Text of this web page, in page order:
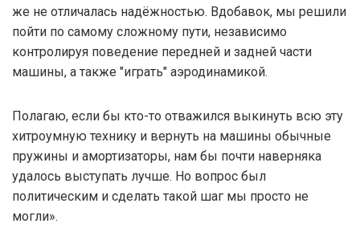
же не отличалась надёжностью. Вдобавок, мы решили
пойти по самому сложному пути, независимо
контролируя поведение передней и задней части
машины, а также "играть" аэродинамикой.
Полагаю, если бы кто-то отважился выкинуть всю эту
хитроумную технику и вернуть на машины обычные
пружины и амортизаторы, нам бы почти наверняка
удалось выступать лучше. Но вопрос был
политическим и сделать такой шаг мы просто не
могли».